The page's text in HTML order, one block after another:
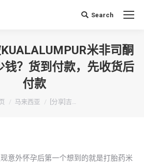
搜 Search
米非司酮
钱？货到付款，先收货后
付款
这里：
马来西亚 [分享]吉…
意外怀孕后第一个想到的就是打胎药米